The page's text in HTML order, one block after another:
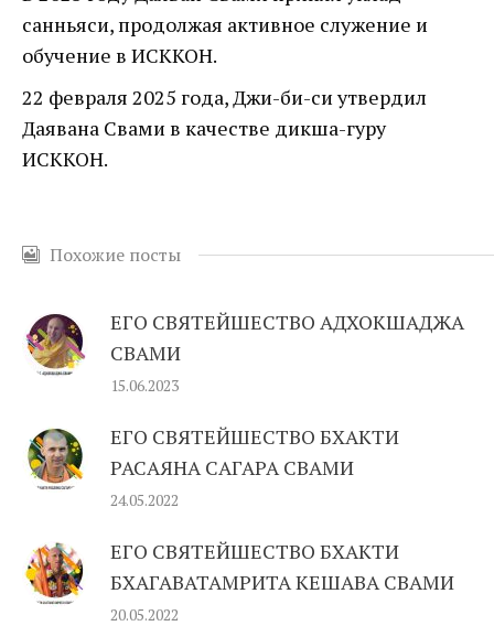
санньяси, продолжая активное служение и
обучение в ИСККОН.
22 февраля 2025 года, Джи-би-си утвердил
Даявана Свами в качестве дикша-гуру
ИСККОН.
Похожие посты
ЕГО СВЯТЕЙШЕСТВО АДХОКШАДЖА
СВАМИ
15.06.2023
ЕГО СВЯТЕЙШЕСТВО БХАКТИ
РАСАЯНА САГАРА СВАМИ
24.05.2022
ЕГО СВЯТЕЙШЕСТВО БХАКТИ
БХАГАВАТАМРИТА КЕШАВА СВАМИ
20.05.2022